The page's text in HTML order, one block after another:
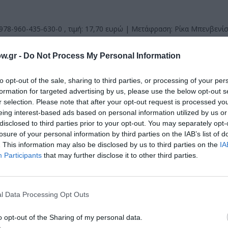
- Do Not Process My Personal Information
opt-out of the sale, sharing to third parties, or processing of your
for targeted advertising by us, please use the below opt-out
selection. Please note that after your opt-out request is processed
interest-based ads based on personal information utilized by us
to third parties prior to your opt-out. You may separately
of your personal information by third parties on the IAB’s list of
This information may also be disclosed by us to third parties on the
Participants that may further disclose it to other third parties.
Data Processing Opt Outs
opt-out of the Sharing of my personal data.
978-960-435-630-0 , τιμή: 17,70 ευρώ | Μετάφραση: Ρίκα
στοCulturenow.gr
και τον Πολιτισμό!